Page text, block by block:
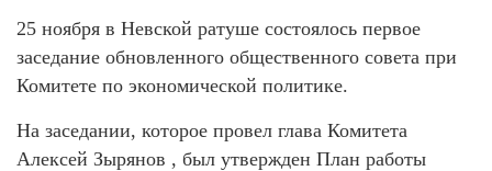
25 ноября в Невской ратуше состоялось первое
заседание обновленного общественного совета при
Комитете по экономической политике.
На заседании, которое провел глава Комитета
Алексей Зырянов , был утвержден План работы